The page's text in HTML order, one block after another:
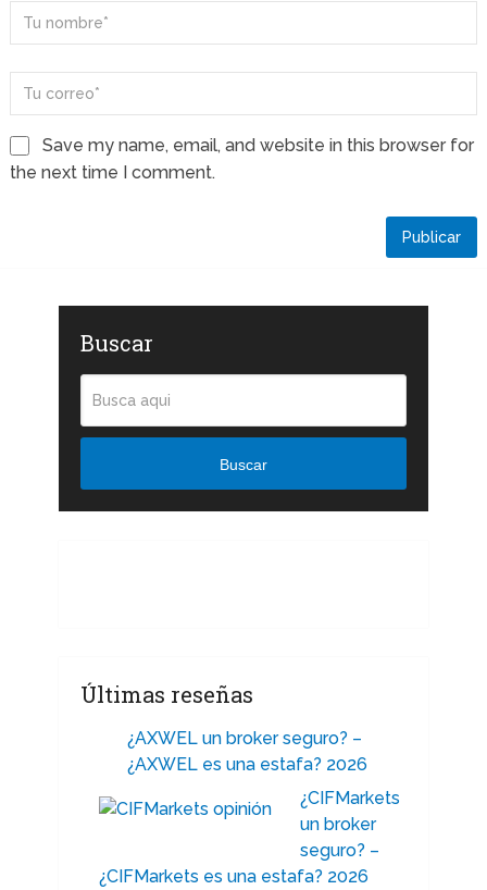
Save my name, email, and website in this browser for
the next time I comment.
Buscar
Buscar
Últimas reseñas
¿AXWEL un broker seguro? –
¿AXWEL es una estafa? 2026
¿CIFMarkets
un broker
seguro? –
¿CIFMarkets es una estafa? 2026